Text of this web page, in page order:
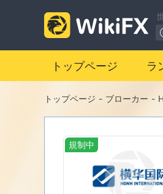
トップページ ラ
トップページ - ブローカー -
規制中
0
1
2
3
0
1
2
3
4
5
6